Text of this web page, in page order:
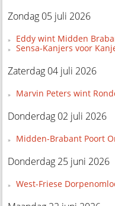
Zondag 05 juli 2026
Eddy wint Midden
Sensa-Kanjers voor
Zaterdag 04 juli 2026
Marvin Peters wint
Donderdag 02 juli 2026
Midden-Brabant Poort
Donderdag 25 juni 2026
West-Friese